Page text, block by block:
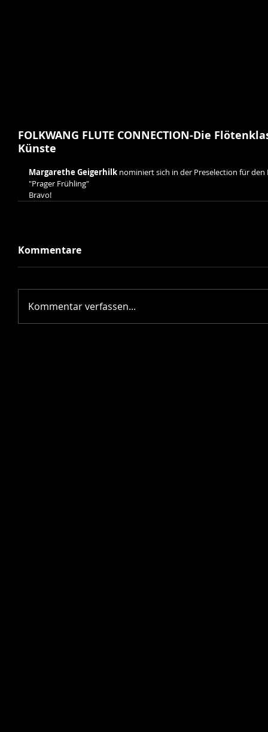
FOLKWANG FLUTE CONNECTION-Die
Künste
Margarethe Geigerhilk nominiert sich in der Preselection für
"Prager Frühling"
Bravo!
Kommentare
Kommentar verfassen...